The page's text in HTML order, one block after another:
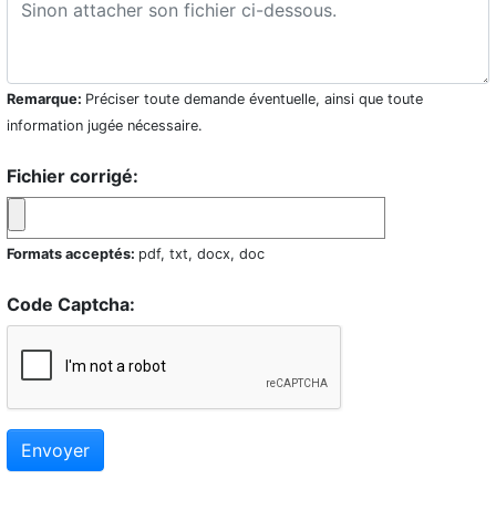
Remarque: Préciser toute demande éventuelle, ainsi que toute
information jugée nécessaire.
Fichier corrigé:
Formats acceptés: pdf, txt, docx, doc
Code Captcha:
Envoyer